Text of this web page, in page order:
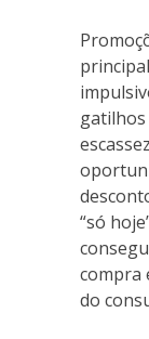
gatilhos
“só
compra
do